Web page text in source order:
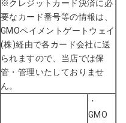
※クレジットカード決済に必
要なカード番号等の情報は、
GMOペイメントゲートウェイ
(株)経由で各カード会社に送
られますので、当店では保
管・管理いたしておりませ
ん。
・
GMO